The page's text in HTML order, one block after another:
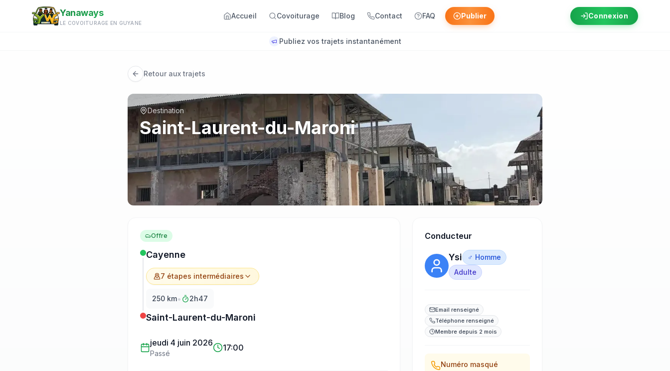
Aller au contenu principal
Yanaways
LE COVOITURAGE EN GUYANE
Accueil Covoiturage Blog Contact FAQ Publier Connexion
Bienvenue sur Yanaways !
Retour aux trajets
Destination
Saint-Laurent-du-Maroni
Offre
Cayenne
7 étapes intermédiaires
250 km• 2h47
Saint-Laurent-du-Maroni
jeudi 4 juin 2026
Passé
17:00
Conducteur
Ysi
♂ Homme
Adulte
Email renseigné
Téléphone renseigné
Membre depuis 2 mois
Numéro masqué